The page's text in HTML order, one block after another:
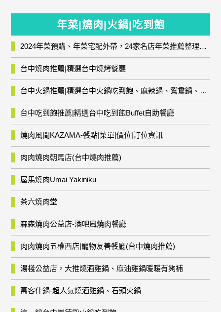
年菜|燒肉|火鍋|吃到飽
2024年菜預購、年菜宅配外帶，24家名店年菜推薦整理，圍爐輕鬆上菜團圓趣
台中燒肉推薦|精選台中燒烤餐廳
台中火鍋推薦|精選台中火鍋吃到飽、麻辣鍋、鴛鴦鍋、石頭火鍋、酸菜白肉鍋、海鮮鍋、燒酒雞、麻油雞、壽喜燒等熱門人氣火鍋店!
台中吃到飽推薦|精選台中吃到飽Buffet自助餐廳
燒肉風間KAZAMA-餐點|菜單|價位|訂位資訊
肉肉燒肉朝馬店(台中燒肉推薦)
屋馬燒肉Umai Yakiniku
茶六燒肉堂
森森燒肉公益店-酒吧風燒肉餐廳
肉肉燒肉五權西店|寵物友善餐廳(台中燒肉推薦)
湯棧公益店，大推燒酒雞鍋、麻油雞鍋暖暖有夠補
萬客什鍋-超人氣燒酒雞鍋、石頭火鍋